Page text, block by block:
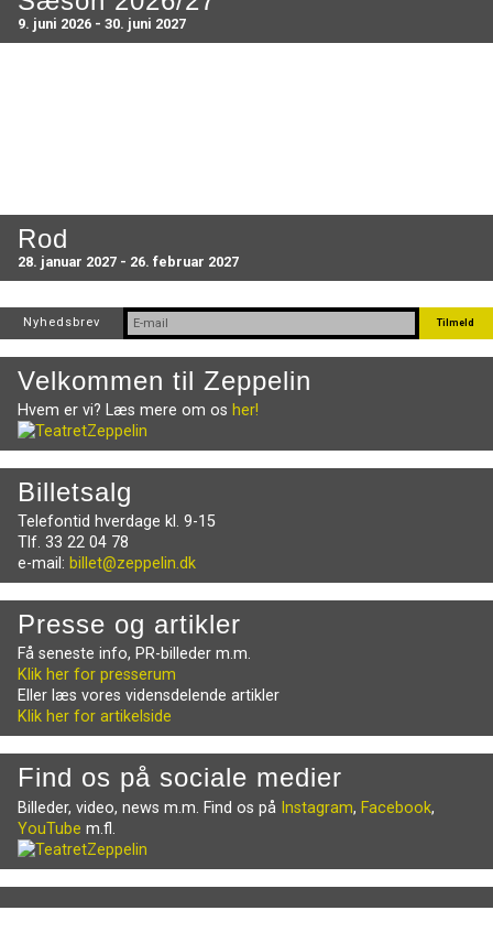
9. juni 2026 - 30. juni 2027
Rod
28. januar 2027 - 26. februar 2027
Nyhedsbrev
Velkommen til Zeppelin
Hvem er vi? Læs mere om os her!
Billetsalg
Telefontid hverdage kl. 9-15
Tlf. 33 22 04 78
e-mail: billet@zeppelin.dk
Presse og artikler
Få seneste info, PR-billeder m.m.
Klik her for presserum
Eller læs vores vidensdelende artikler
Klik her for artikelside
Find os på sociale medier
Billeder, video, news m.m. Find os på Instagram, Facebook,
YouTube m.fl.